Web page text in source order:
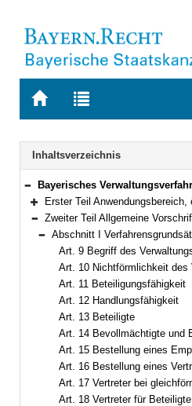
Zur
BAYERN.RECHT
Zur
letzten
Suche
Navigation
Inhaltsverzeichnis
Bereich reduzieren
Bayerisches Verwaltungsverfahrensgesetz (BayVwVfG) Vom 23.
Bereich erweitern
Erster Teil Anwendungsbereich, örtliche Zuständigkeit, elektronische
Bereich reduzieren
Zweiter Teil Allgemeine Vorschriften
Bereich reduzieren
Abschnitt I
Art. 9 Begriff des
Art. 10 Nichtförmlichkeit des
Art. 11 Beteiligungsfähigkeit
Art. 12 Handlungsfähigkeit
Art. 13 Beteiligte
Art. 14 Bevollmächtigte und
Art. 15 Bestellung eines
Art. 16 Bestellung eines
Art. 17 Vertreter bei
Art. 18 Vertreter für